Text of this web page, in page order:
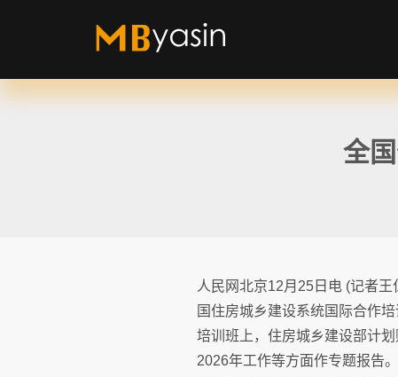
全
人民网北京12月25日电 (记者
国住房城乡建设系统国际合作培
培训班上，住房城乡建设部计
2026年工作等方面作专题报告